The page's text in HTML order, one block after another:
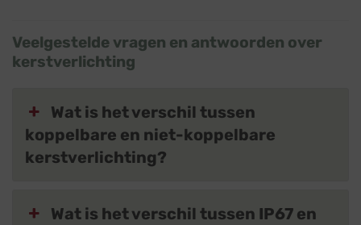
Veelgestelde vragen en antwoorden over
kerstverlichting
Wat is het verschil tussen
koppelbare en niet-koppelbare
kerstverlichting?
Wat is het verschil tussen IP67 en